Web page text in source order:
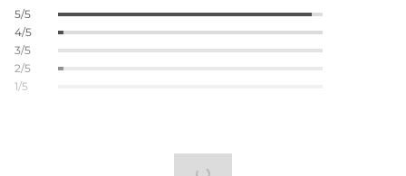
5/5
4/5
3/5
2/5
1/5